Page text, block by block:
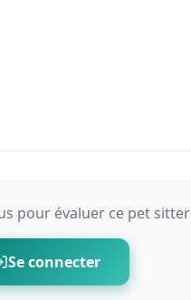
pour évaluer ce pet sitter
Se connecter